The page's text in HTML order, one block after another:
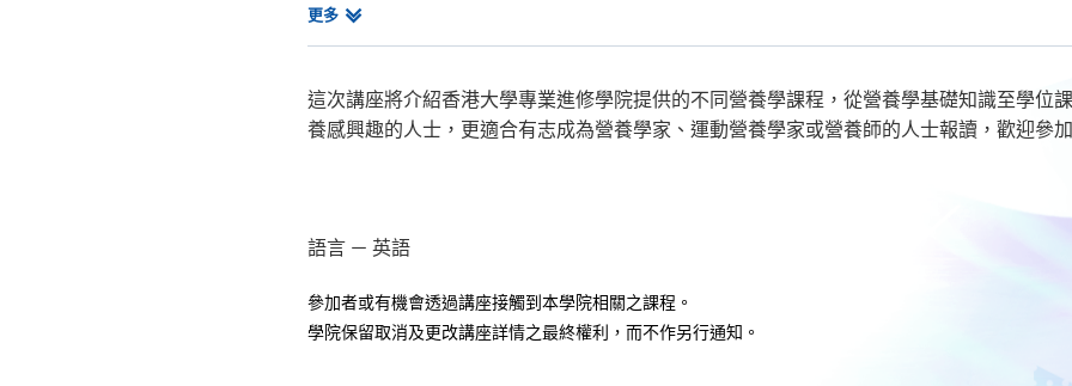
Postgraduate Diploma in Dietetics
更多相
這次講座將介紹香港大學專業進修學院提供的不同營養學課程，從營養學基礎知識至學位
養感興趣的人士，更適合有志成為營養學家、運動營養學家或營養師的人士報讀，歡迎參
語言 － 英語
參加者或有機會透過講座接觸到本學院相關之課程。
學院保留取消及更改講座詳情之最終權利，而不作另行通知 。